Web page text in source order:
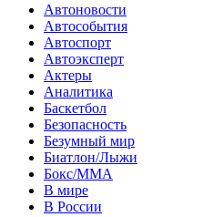
Автоновости
Автособытия
Автоспорт
Автоэксперт
Актеры
Аналитика
Баскетбол
Безопасность
Безумный мир
Биатлон/Лыжи
Бокс/MMA
В мире
В России